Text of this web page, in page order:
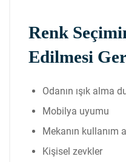
Renk
Edilmesi
Odanın ışık alma
Mobilya uyumu
Mekanın kullanım
Kişisel zevkler